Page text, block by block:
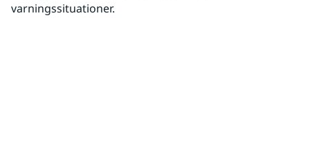
varningssituationer.